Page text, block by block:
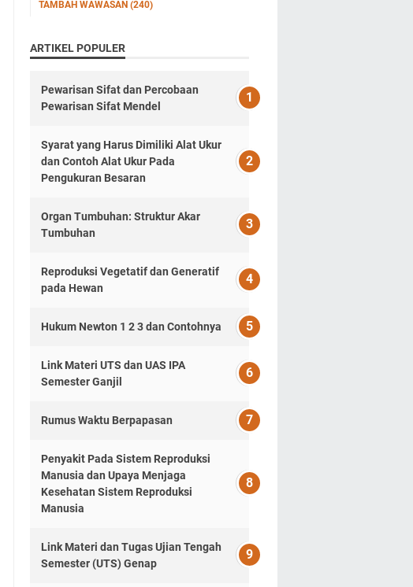
TAMBAH WAWASAN (240)
ARTIKEL POPULER
Pewarisan Sifat dan Percobaan
Pewarisan Sifat Mendel
Syarat yang Harus Dimiliki Alat Ukur
dan Contoh Alat Ukur Pada
Pengukuran Besaran
Organ Tumbuhan: Struktur Akar
Tumbuhan
Reproduksi Vegetatif dan Generatif
pada Hewan
Hukum Newton 1 2 3 dan Contohnya
Link Materi UTS dan UAS IPA
Semester Ganjil
Rumus Waktu Berpapasan
Penyakit Pada Sistem Reproduksi
Manusia dan Upaya Menjaga
Kesehatan Sistem Reproduksi
Manusia
Link Materi dan Tugas Ujian Tengah
Semester (UTS) Genap